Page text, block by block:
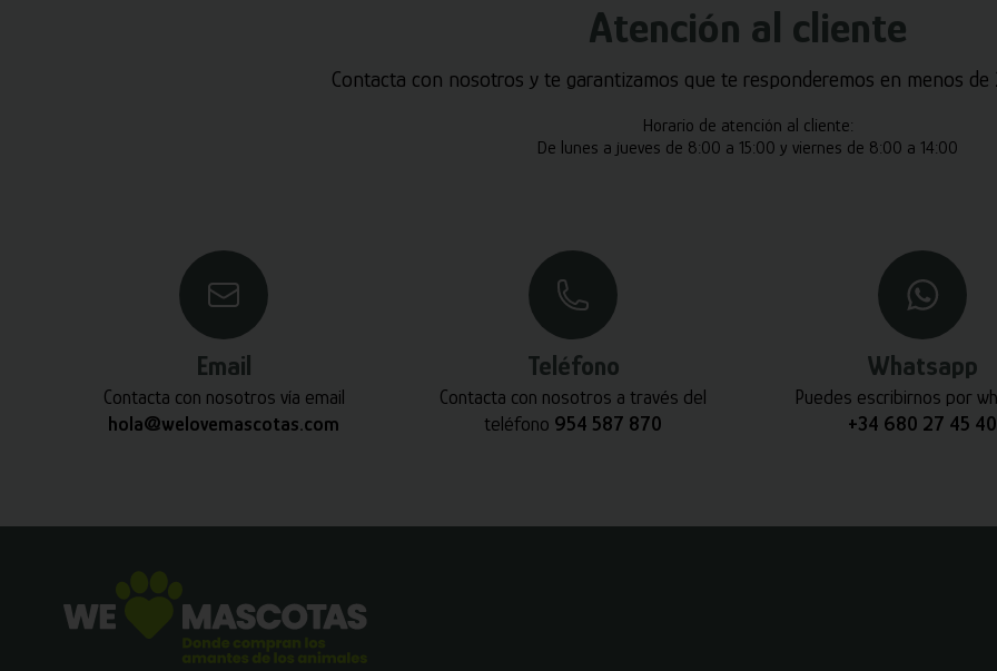
Atención al cliente
Contacta con nosotros y te garantizamos que te responderemos en menos de
Horario de atención al cliente:
De lunes a jueves de 8:00 a 15:00 y viernes de 8:00 a 14:00
Email
Contacta con nosotros vía email
hola@welovemascotas.com
Teléfono
Contacta con nosotros a través del
teléfono 954 587 870
Whatsapp
Puedes escribirnos por
+34 680 27 45 40